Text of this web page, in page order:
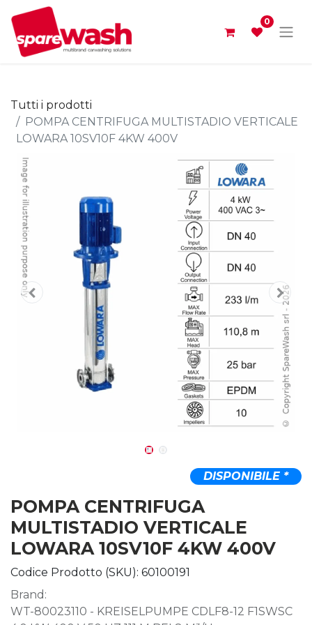
0
Tutti i prodotti
POMPA CENTRIFUGA MULTISTADIO VERTICALE
LOWARA 10SV10F 4KW 400V
DISPONIBILE *
POMPA CENTRIFUGA
MULTISTADIO VERTICALE
LOWARA 10SV10F 4KW 400V
Codice Prodotto (SKU): 60100191
Brand:
WT-80023110 - KREISELPUMPE CDLF8-12 F1SWSC